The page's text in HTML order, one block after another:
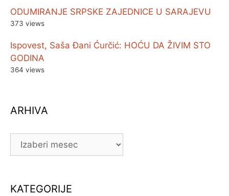
ODUMIRANJE SRPSKE ZAJEDNICE U SARAJEVU
373 views
Ispovest, Saša Đani Ćurčić: HOĆU DA ŽIVIM STO
GODINA
364 views
ARHIVA
ARHIVA
KATEGORIJE